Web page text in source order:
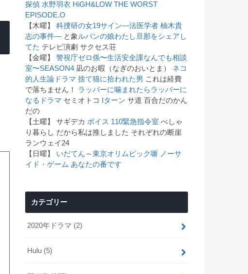
探偵 水野羽衣 HiGH&LOW THE WORST
EPISODE.O
【木曜】 科捜研の女19サイン―法医学者 柚木貴
志の事件― と象 ルパンの娘わたし旦那をシェアし
てた テレビ演劇 サクセス荘
【金曜】 警視庁ゼロ係〜生活安全課なんでも相談
室〜SEASON4 凪のお暇（なぎのおいとま） ネコ
的人生論ドラマ 捨て猫に拾われた男 これは経費
で落ちません！ ラッパーに噛まれたらラッパーに
なるドラマ セミオトコ Iターン サ道 百合だのかん
だの
【土曜】 サギデカ ボイス 110緊急指令室 べしゃ
り暮らし だから私は推しました それぞれの断崖
ランウェイ24
【日曜】 いだてん～東京オリムピック噺 ノーサ
イド・ゲーム あなたの番です
カテゴリー
2020年ドラマ (2)
Hulu (5)